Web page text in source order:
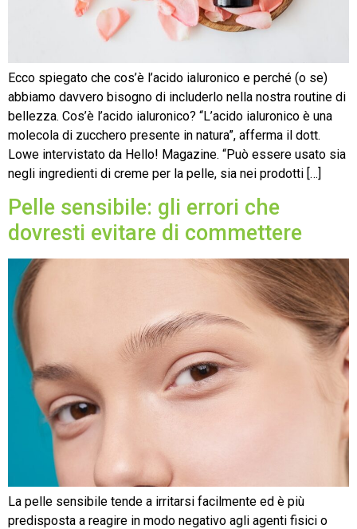
Ecco spiegato che cos’è l’acido ialuronico e perché (o se)
abbiamo davvero bisogno di includerlo nella nostra routine di
bellezza. Cos’è l’acido ialuronico? “L’acido ialuronico è una
molecola di zucchero presente in natura”, afferma il dott.
Lowe intervistato da Hello! Magazine. “Può essere usato sia
negli ingredienti di creme per la pelle, sia nei prodotti […]
Pelle sensibile: gli errori che
dovresti evitare di commettere
La pelle sensibile tende a irritarsi facilmente ed è più
predisposta a reagire in modo negativo agli agenti fisici o